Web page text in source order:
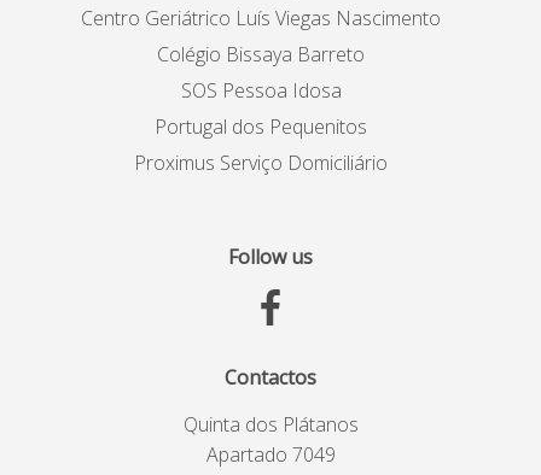
Centro Geriátrico Luís Viegas Nascimento
Colégio Bissaya Barreto
SOS Pessoa Idosa
Portugal dos Pequenitos
Proximus Serviço Domiciliário
Follow us
Contactos
Quinta dos Plátanos
Apartado 7049